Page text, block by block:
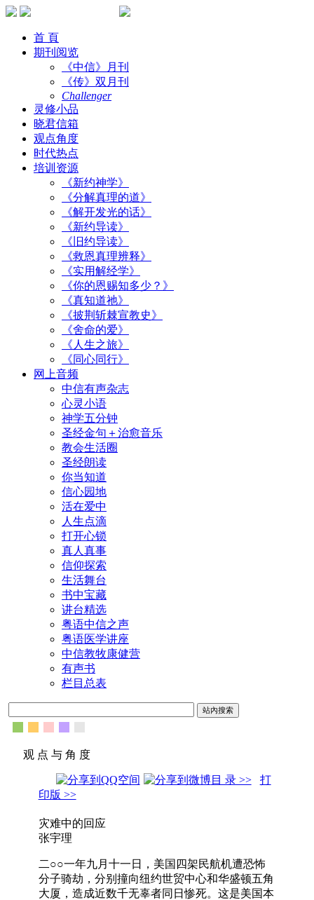
首 頁
期刊阅览
《中信》月刊
《传》双月刊
Challenger
灵修小品
晓君信箱
观点角度
时代热点
培训资源
《新约神学》
《分解真理的道》
《解开发光的话》
《新约导读》
《旧约导读》
《救恩真理辨释》
《实用解经学》
《你的恩赐知多少？》
《真知道祂》
《披荆斩棘宣教史》
《舍命的爱》
《人生之旅》
《同心同行》
网上音频
中信有声杂志
心灵小语
神学五分钟
圣经金句＋治愈音乐
教会生活圈
圣经朗读
你当知道
信心园地
活在爱中
人生点滴
打开心锁
真人真事
信仰探索
生活舞台
书中宝藏
讲台精选
粤语中信之声
粤语医学讲座
中信教牧康健营
有声书
栏目总表
观 点 与 角 度
目 录 >>
打
印版 >>
灾难中的回应
张宇理
二○○一年九月十一日，美国四架民航机遭恐怖
分子骑劫，分别撞向纽约世贸中心和华盛顿五角
大厦，造成近数千无辜者同日惨死。这是美国本